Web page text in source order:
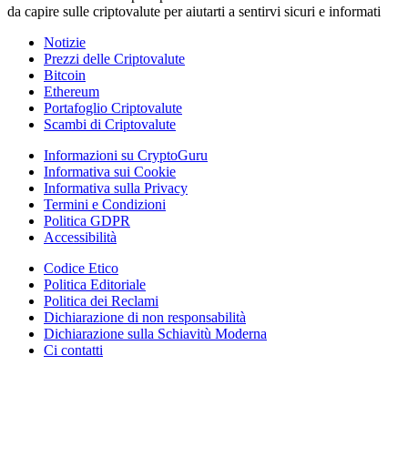
da capire sulle criptovalute per aiutarti a sentirvi sicuri e informati
Notizie
Prezzi delle Criptovalute
Bitcoin
Ethereum
Portafoglio Criptovalute
Scambi di Criptovalute
Informazioni su CryptoGuru
Informativa sui Cookie
Informativa sulla Privacy
Termini e Condizioni
Politica GDPR
Accessibilità
Codice Etico
Politica Editoriale
Politica dei Reclami
Dichiarazione di non responsabilità
Dichiarazione sulla Schiavitù Moderna
Ci contatti